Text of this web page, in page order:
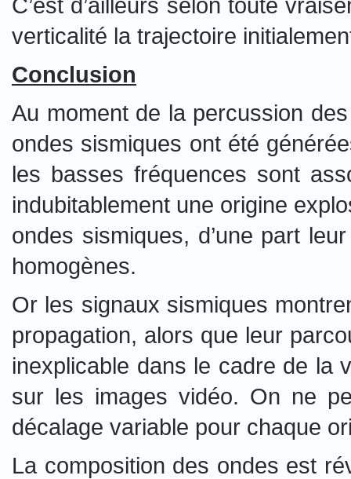
verticalité la trajectoire
Conclusion
Au moment de la percussion
ondes sismiques ont été
les basses fréquences sont
indubitablement une origine
ondes sismiques, d’une part
homogènes.
Or les signaux sismiques
propagation, alors que leur
inexplicable dans le cadre de la
sur les images vidéo. On ne
décalage variable pour chaque
La composition des ondes est